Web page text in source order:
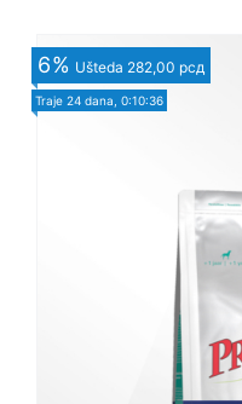
6% Ušteda 282,00 рсд
Traje 24 dana, 0:10:34